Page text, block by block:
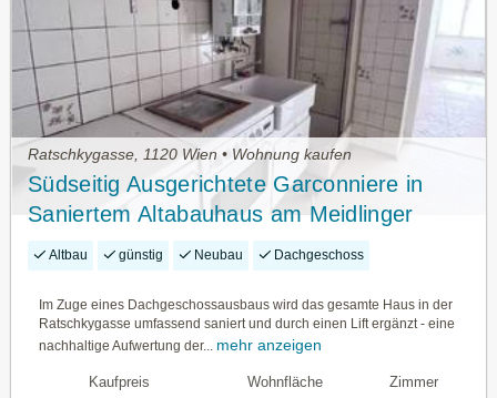
Ratschkygasse, 1120 Wien • Wohnung kaufen
Südseitig Ausgerichtete Garconniere in
Saniertem Altabauhaus am Meidlinger
Tivoli!
Altbau günstig Neubau Dachgeschoss
Im Zuge eines Dachgeschossausbaus wird das gesamte Haus in der
Ratschkygasse umfassend saniert und durch einen Lift ergänzt - eine
nachhaltige Aufwertung der...
mehr anzeigen
Kaufpreis Wohnfläche Zimmer